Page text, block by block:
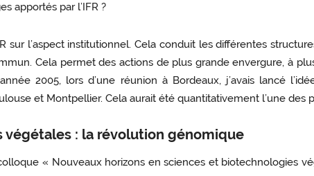
apportés par l’IFR ?
sur l’aspect institutionnel. Cela conduit les différentes
Cela permet des actions de plus grande envergure, à
2005, lors d’une réunion à Bordeaux, j’avais lancé
et Montpellier. Cela aurait été quantitativement l’une
: la révolution génomique
« Nouveaux horizons en sciences et biotechnologies